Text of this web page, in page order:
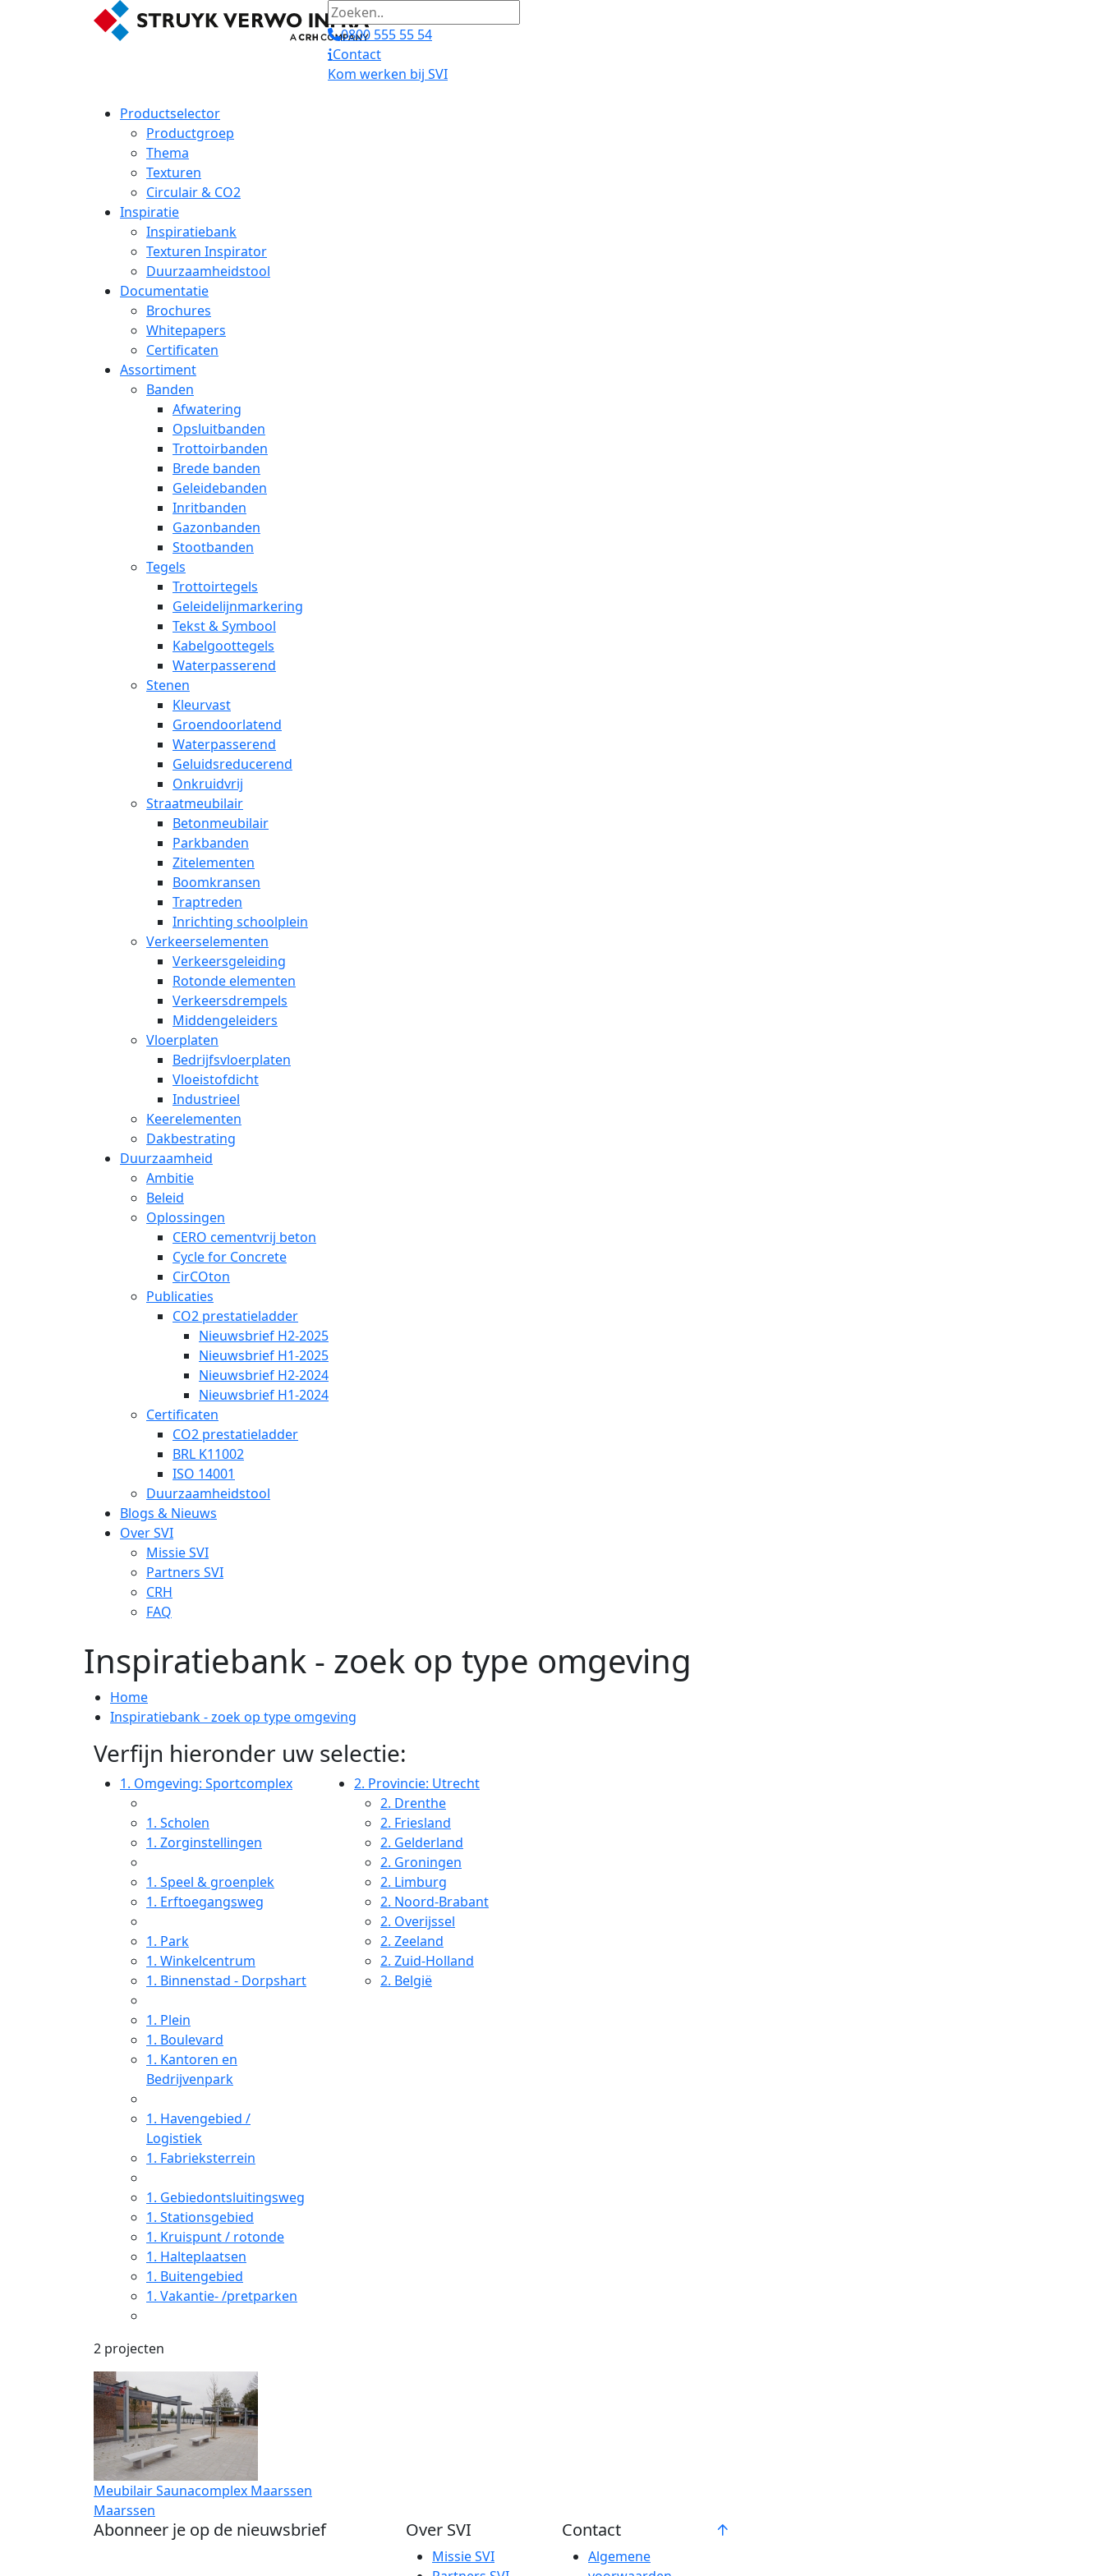
0800 555 55 54
Contact
Kom werken bij SVI
Productselector
Productgroep
Thema
Texturen
Circulair & CO2
Inspiratie
Inspiratiebank
Texturen Inspirator
Duurzaamheidstool
Documentatie
Brochures
Whitepapers
Certificaten
Assortiment
Banden
Afwatering
Opsluitbanden
Trottoirbanden
Brede banden
Geleidebanden
Inritbanden
Gazonbanden
Stootbanden
Tegels
Trottoirtegels
Geleidelijnmarkering
Tekst & Symbool
Kabelgoottegels
Waterpasserend
Stenen
Kleurvast
Groendoorlatend
Waterpasserend
Geluidsreducerend
Onkruidvrij
Straatmeubilair
Betonmeubilair
Parkbanden
Zitelementen
Boomkransen
Traptreden
Inrichting schoolplein
Verkeerselementen
Verkeersgeleiding
Rotonde elementen
Verkeersdrempels
Middengeleiders
Vloerplaten
Bedrijfsvloerplaten
Vloeistofdicht
Industrieel
Keerelementen
Dakbestrating
Duurzaamheid
Ambitie
Beleid
Oplossingen
CERO cementvrij beton
Cycle for Concrete
CirCOton
Publicaties
CO2 prestatieladder
Nieuwsbrief H2-2025
Nieuwsbrief H1-2025
Nieuwsbrief H2-2024
Nieuwsbrief H1-2024
Certificaten
CO2 prestatieladder
BRL K11002
ISO 14001
Duurzaamheidstool
Blogs & Nieuws
Over SVI
Missie SVI
Partners SVI
CRH
FAQ
Inspiratiebank - zoek op type omgeving
Home
Inspiratiebank - zoek op type omgeving
Verfijn hieronder uw selectie:
1. Omgeving: Sportcomplex
1. Scholen
1. Zorginstellingen
1. Speel & groenplek
1. Erftoegangsweg
1. Park
1. Winkelcentrum
1. Binnenstad - Dorpshart
1. Plein
1. Boulevard
1. Kantoren en
Bedrijvenpark
1. Havengebied /
Logistiek
1. Fabrieksterrein
1. Gebiedontsluitingsweg
1. Stationsgebied
1. Kruispunt / rotonde
1. Halteplaatsen
1. Buitengebied
1. Vakantie- /pretparken
2. Provincie: Utrecht
2. Drenthe
2. Friesland
2. Gelderland
2. Groningen
2. Limburg
2. Noord-Brabant
2. Overijssel
2. Zeeland
2. Zuid-Holland
2. België
2 projecten
Meubilair Saunacomplex Maarssen
Maarssen
Abonneer je op de nieuwsbrief Over SVI
Missie SVI
Contact
Algemene